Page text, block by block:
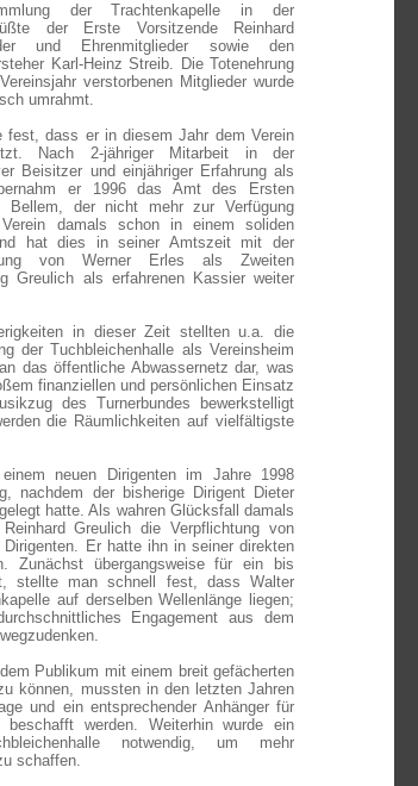
der Trachtenkapelle in der
der Erste Vorsitzende Reinhard
und Ehrenmitglieder sowie den
Karl-Heinz Streib. Die Totenehrung
verstorbenen Mitglieder wurde
umrahmt.
fest, dass er in diesem Jahr dem Verein
Nach 2-jähriger Mitarbeit in der
Beisitzer und einjähriger Erfahrung als
er 1996 das Amt des Ersten
Bellem, der nicht mehr zur Verfügung
damals schon in einem soliden
hat dies in seiner Amtszeit mit der
von Werner Erles als Zweiten
Greulich als erfahrenen Kassier weiter
in dieser Zeit stellten u.a. die
der Tuchbleichenhalle als Vereinsheim
das öffentliche Abwassernetz dar, was
finanziellen und persönlichen Einsatz
des Turnerbundes bewerkstelligt
die Räumlichkeiten auf vielfältigste
neuen Dirigenten im Jahre 1998
nachdem der bisherige Dirigent Dieter
hatte. Als wahren Glücksfall damals
Greulich die Verpflichtung von
Er hatte ihn in seiner direkten
Zunächst übergangsweise für ein bis
stellte man schnell fest, dass Walter
auf derselben Wellenlänge liegen;
Engagement aus dem
Publikum mit einem breit gefächerten
können, mussten in den letzten Jahren
und ein entsprechender Anhänger für
beschafft werden. Weiterhin wurde ein
notwendig, um mehr
schaffen.